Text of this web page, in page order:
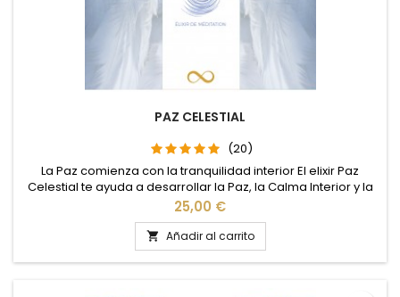
PAZ CELESTIAL
(20)
La Paz comienza con la tranquilidad interior El elixir Paz
Celestial te ayuda a desarrollar la Paz, la Calma Interior y la
Meditación. Este elixir, forjado en altas energías de Paz, te
ayudará a desarrollar y reforzar las energías de Paz en ti.
Puede ser complementado con el uso del elixir "Virtud de
Paz"
Precio
25,00 €
 Añadir al carrito